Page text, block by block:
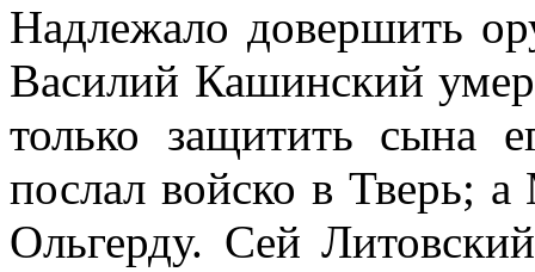
Надлежало довершить
Василий Кашинский
только защитить сына
послал войско в Тверь;
Ольгерду. Сей